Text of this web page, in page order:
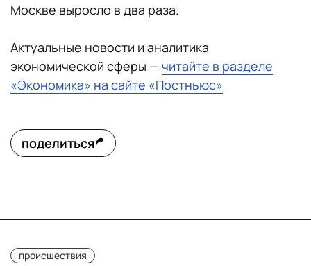
Москве выросло в два раза.
Актуальные новости и аналитика
экономической сферы — читайте в разделе
«Экономика» на сайте «Постньюс»
поделиться
происшествия